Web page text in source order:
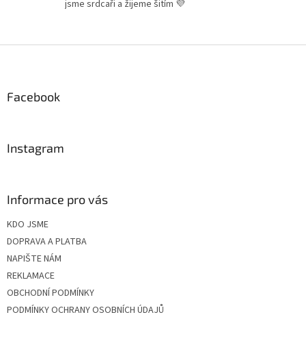
jsme srdcaři a žijeme šitím 💜
Facebook
Instagram
Informace pro vás
KDO JSME
DOPRAVA A PLATBA
NAPIŠTE NÁM
REKLAMACE
OBCHODNÍ PODMÍNKY
PODMÍNKY OCHRANY OSOBNÍCH ÚDAJŮ